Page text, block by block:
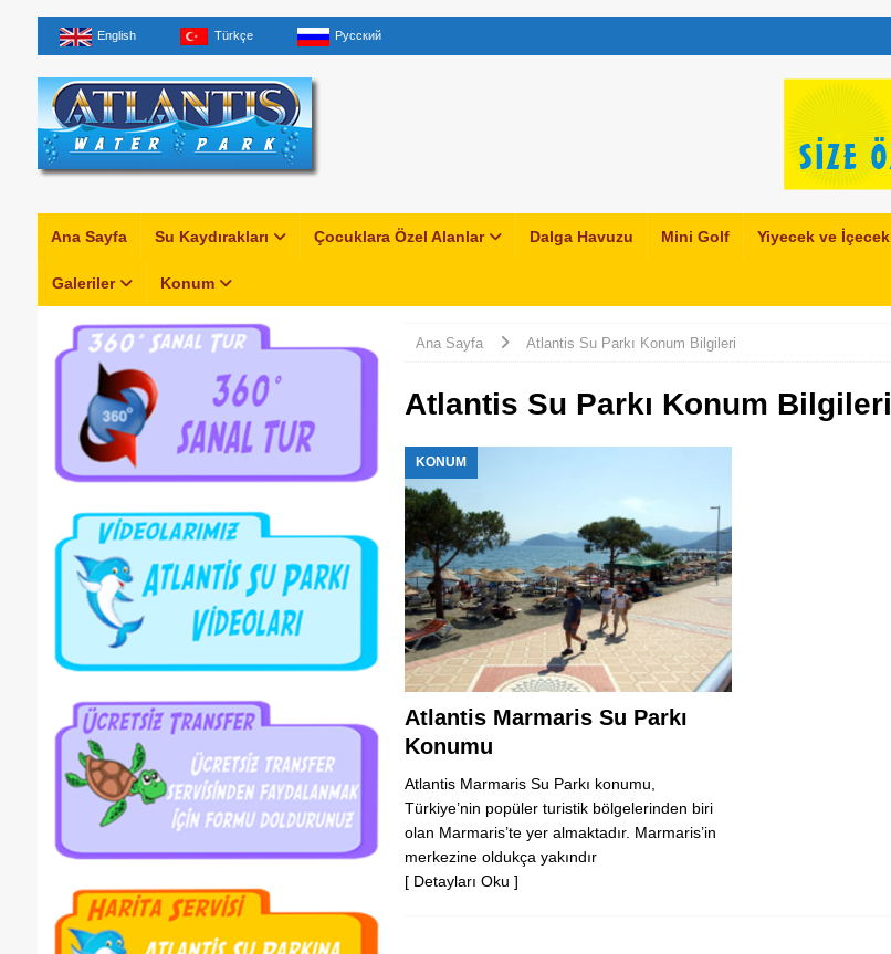
English Türkçe Русский
Ana Sayfa Su Kaydırakları Çocuklara Özel Alanlar Dalga Havuzu Mini Golf Yiyecek ve İçecek
Galeriler Konum
Ana Sayfa Atlantis Su Parkı Konum Bilgileri
Atlantis Su Parkı Konum Bilgileri
KONUM
Atlantis Marmaris Su Parkı
Konumu
Atlantis Marmaris Su Parkı konumu,
Türkiye’nin popüler turistik bölgelerinden biri
olan Marmaris’te yer almaktadır. Marmaris’in
merkezine oldukça yakındır
[ Detayları Oku ]